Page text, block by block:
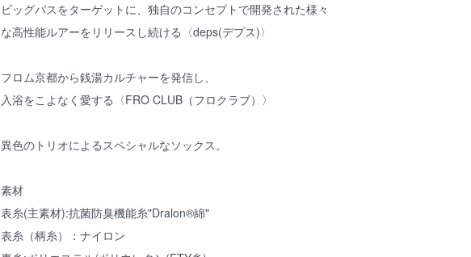
ビッグバスをターゲットに、独自のコンセプトで開発された様々
な高性能ルアーをリリースし続ける〈deps(デプス)〉
フロム京都から銭湯カルチャーを発信し、
入浴をこよなく愛する〈FRO CLUB（フロクラブ）〉
異色のトリオによるスペシャルなソックス。
素材
表糸(主素材):抗菌防臭機能糸"Dralon®︎綿"
表糸（柄糸）：ナイロン